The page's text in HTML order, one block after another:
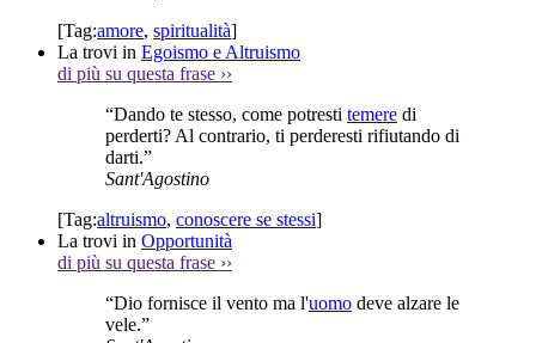
[Tag:amore, spiritualità]
La trovi in Egoismo e Altruismo
di più su questa frase ››
“Dando te stesso, come potresti temere di
perderti? Al contrario, ti perderesti rifiutando di
darti.”
Sant'Agostino
[Tag:altruismo, conoscere se stessi]
La trovi in Opportunità
di più su questa frase ››
“Dio fornisce il vento ma l'uomo deve alzare le
vele.”